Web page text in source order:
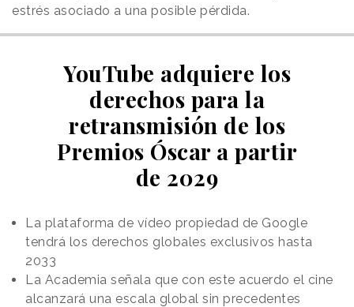
estrés asociado a una posible pérdida.
YouTube adquiere los
derechos para la
retransmisión de los
Premios Óscar a partir
de 2029
La plataforma de vídeo propiedad de Google
tendrá los derechos globales exclusivos hasta
2033
La Academia señala que con este acuerdo el cine
alcanzará una escala global sin precedentes